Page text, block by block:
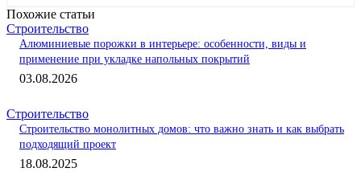
Похожие статьи
Строительство
Алюминиевые порожки в интерьере: особенности, виды и
применение при укладке напольных покрытий
03.08.2026
Строительство
Строительство монолитных домов: что важно знать и как выбрать
подходящий проект
18.08.2025